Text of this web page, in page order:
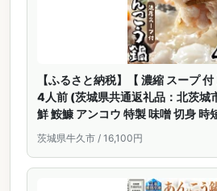
【ふるさと納税】【 濃縮 スープ
4人前 (茨城県共通返礼品：北茨城
鮮 鮟鱇 アンコウ 特製 味噌 切身 時
冬
茨城県牛久市 / 16,100円